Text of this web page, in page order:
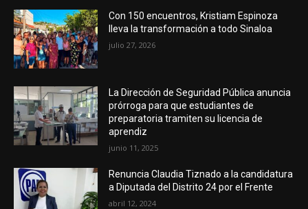
Con 150 encuentros, Kristiam Espinoza
lleva la transformación a todo Sinaloa
julio 27, 2026
La Dirección de Seguridad Pública anuncia
prórroga para que estudiantes de
preparatoria tramiten su licencia de
aprendiz
junio 11, 2025
Renuncia Claudia Tiznado a la candidatura
a Diputada del Distrito 24 por el Frente
abril 12, 2024